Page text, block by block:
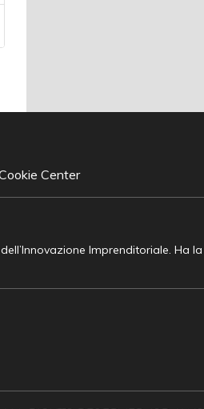
Center
Imprenditoriale. Ha